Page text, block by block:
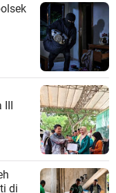
III
di